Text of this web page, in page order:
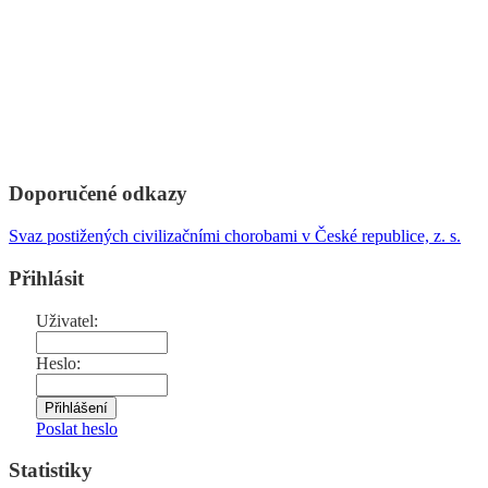
Doporučené odkazy
Svaz postižených civilizačními chorobami v České republice, z. s.
Přihlásit
Uživatel:
Heslo:
Poslat heslo
Statistiky